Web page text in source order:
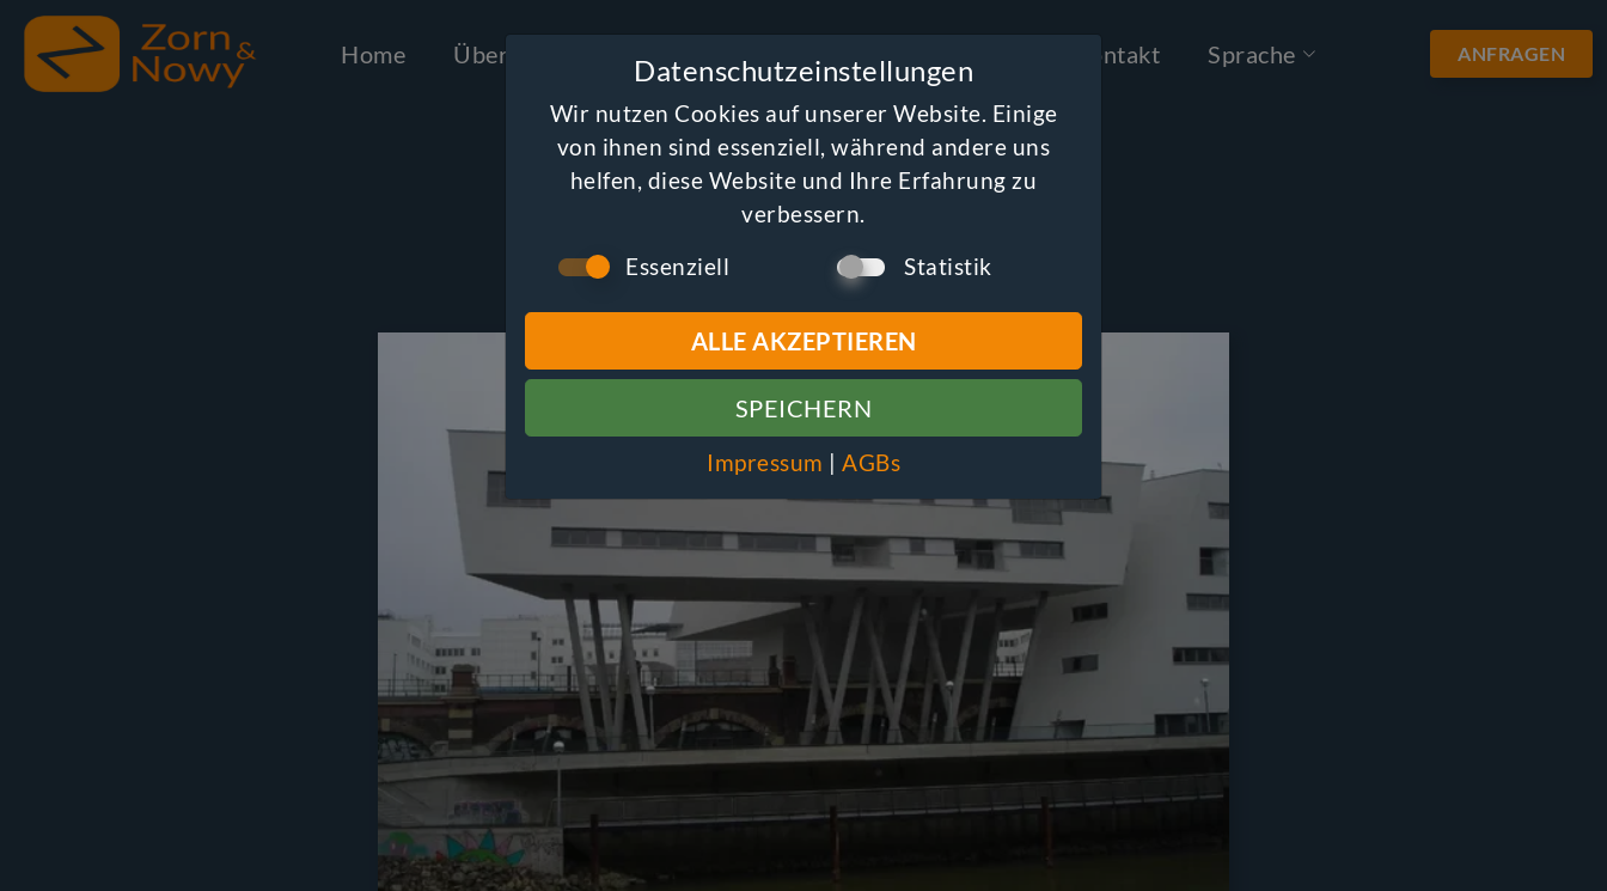
Home Über uns Projekte News Stellenangebote Kontakt Sprache ANFRAGEN
Stadtbahnbögen Wien
Zaha Hadi
Datenschutzeinstellungen
Wir nutzen Cookies auf unserer Website. Einige
von ihnen sind essenziell, während andere uns
helfen, diese Website und Ihre Erfahrung zu
verbessern.
Essenziell
Statistik
ALLE AKZEPTIEREN
SPEICHERN
Impressum | AGBs